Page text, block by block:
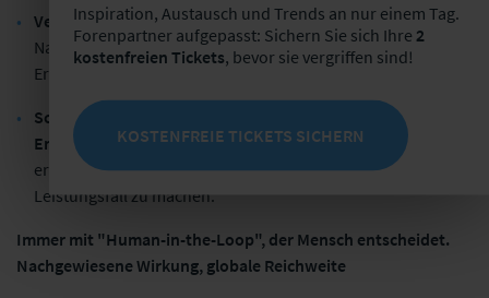
Verbessern Sie Ihr Fachwissen, indem Sie eine schnelle
Navigation zu Quellen für wichtige medizinische
Erkenntnisse ermöglichen.
Schaffen Sie mehr Vertrauen bei den
Entscheidungsträgern, indem Sie es den Schadenteams
erleichtern, sich schneller ein umfassendes Bild von jedem
Leistungsfall zu machen.
Immer mit "Human-in-the-Loop", der Mensch entscheidet.
Nachgewiesene Wirkung, globale Reichweite
Inspiration, Austausch und Trends an nur einem Tag.
Forenpartner aufgepasst: Sichern Sie sich Ihre 2
kostenfreien Tickets, bevor sie vergriffen sind!
KOSTENFREIE TICKETS SICHERN